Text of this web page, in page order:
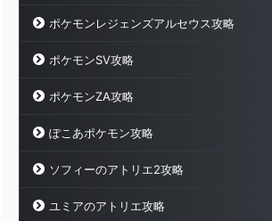
ポケモンレジェンズアルセウス攻略
ポケモンSV攻略
ポケモンZA攻略
ぽこあポケモン攻略
ソフィーのアトリエ2攻略
ユミアのアトリエ攻略